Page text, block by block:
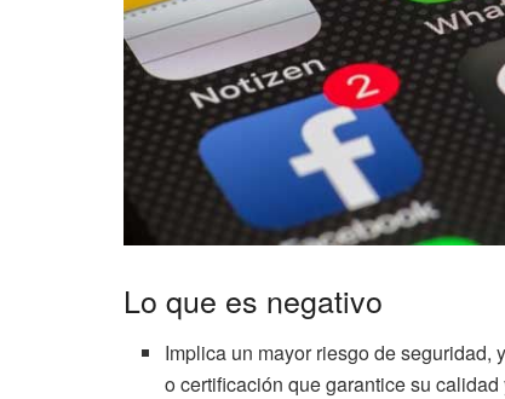
Lo que es negativo
Implica un mayor riesgo de
o certificación que garantice su